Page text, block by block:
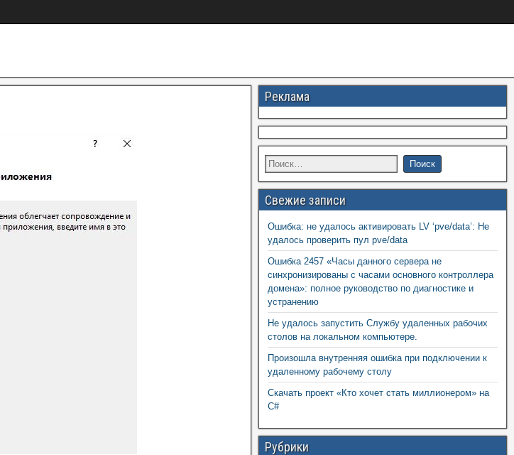
Реклама
Свежие записи
Ошибка: не удалось активировать LV ‘pve/data’: Не
удалось проверить пул pve/data
Ошибка 2457 «Часы данного сервера не
синхронизированы с часами основного контроллера
домена»: полное руководство по диагностике и
устранению
Не удалось запустить Службу удаленных рабочих
столов на локальном компьютере.
Произошла внутренняя ошибка при подключении к
удаленному рабочему столу
Скачать проект «Кто хочет стать миллионером» на
C#
Рубрики